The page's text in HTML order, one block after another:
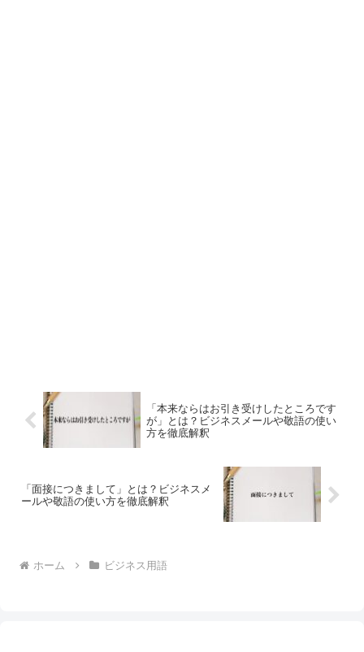
「本来ならはお引き受けしたところです
が」とは？ビジネスメールや敬語の使い
方を徹底解釈
「面接につきまして」とは？ビジネスメ
ールや敬語の使い方を徹底解釈
ホーム ビジネス用語